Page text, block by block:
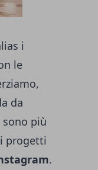
i
le
da
più
progetti
.